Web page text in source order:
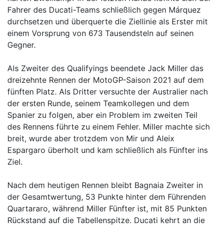
Fahrer des Ducati-Teams schließlich gegen Márquez
durchsetzen und überquerte die Ziellinie als Erster mit
einem Vorsprung von 673 Tausendsteln auf seinen
Gegner.
Als Zweiter des Qualifyings beendete Jack Miller das
dreizehnte Rennen der MotoGP-Saison 2021 auf dem
fünften Platz. Als Dritter versuchte der Australier nach
der ersten Runde, seinem Teamkollegen und dem
Spanier zu folgen, aber ein Problem im zweiten Teil
des Rennens führte zu einem Fehler. Miller machte sich
breit, wurde aber trotzdem von Mir und Aleix
Espargaro überholt und kam schließlich als Fünfter ins
Ziel.
Nach dem heutigen Rennen bleibt Bagnaia Zweiter in
der Gesamtwertung, 53 Punkte hinter dem Führenden
Quartararo, während Miller Fünfter ist, mit 85 Punkten
Rückstand auf die Tabellenspitze. Ducati kehrt an die